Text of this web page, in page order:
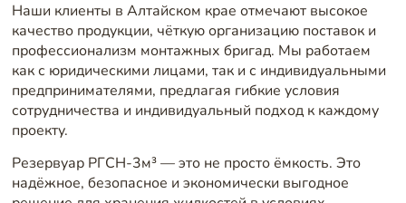
Наши клиенты в Алтайском крае отмечают высокое
качество продукции, чёткую организацию поставок и
профессионализм монтажных бригад. Мы работаем
как с юридическими лицами, так и с индивидуальными
предпринимателями, предлагая гибкие условия
сотрудничества и индивидуальный подход к каждому
проекту.
Резервуар РГСН-3м³ — это не просто ёмкость. Это
надёжное, безопасное и экономически выгодное